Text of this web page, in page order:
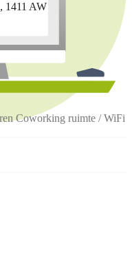
1411 AW
Coworking ruimte / WiFi